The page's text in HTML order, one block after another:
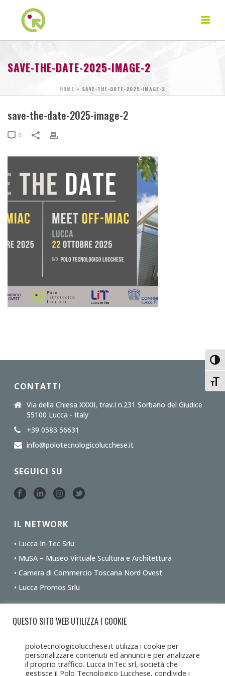
SAVE-THE-DATE-2025-IMAGE-2
HOME » SAVE-THE-DATE-2025-IMAGE-2
save-the-date-2025-image-2
0
CONTATTI
Via della Chiesa XXXII, trav.I n.231 Sorbano del Giudice
55100 Lucca - Italy
+39 0583 56631
info@polotecnologicolucchese.it
SEGUICI SU
IL NETWORK
• Lucca In-Tec Srlu
• MuSA – Museo Virtuale Scultura e Architettura
• Camera di Commercio Toscana Nord Ovest
• Lucca Promos Srlu
Ottieni le indicazioni stradali dalla tua posizione
QUESTO SITO WEB UTILIZZA I COOKIE
polotecnologicolucchese.it utilizza i cookie per
personalizzare contenuti ed annunci e per analizzare
il proprio traffico. Lucca InTec srl, società che
gestisce il Polo Tecnologico Lucchese, condivide i